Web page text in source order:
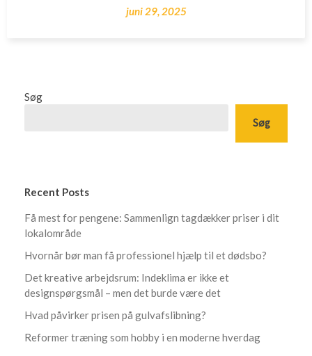
juni 29, 2025
Søg
Søg
Recent Posts
Få mest for pengene: Sammenlign tagdækker priser i dit
lokalområde
Hvornår bør man få professionel hjælp til et dødsbo?
Det kreative arbejdsrum: Indeklima er ikke et
designspørgsmål – men det burde være det
Hvad påvirker prisen på gulvafslibning?
Reformer træning som hobby i en moderne hverdag